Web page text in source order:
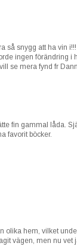
så snygg att ha vin
ingen förändring
se mera fynd fr
fin gammal låda.
favorit böcker.
olika hem, vilket
vägen, men nu vet